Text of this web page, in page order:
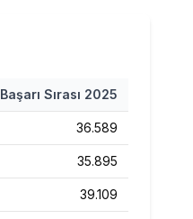
Başarı Sırası 2025
36.589
35.895
39.109